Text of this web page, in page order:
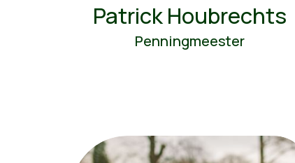
Patrick Houbrechts
Penningmeester